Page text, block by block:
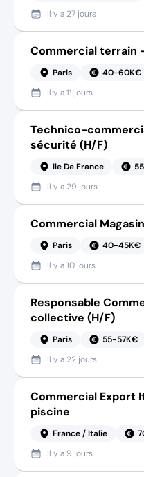
Il y a 27 jours
Commercial terrain
Paris
40-60K€
Il y a11 jours
Technico-
sécurité (H/F)
Ile De France
Il y a 29 jours
Commercial
Paris
40-45K€
Il y a10 jours
Responsable
collective (H/F)
Paris
55-57K€
Il y a 22 jours
Commercial Export
piscine
France / Italie
Il y a 9 jours